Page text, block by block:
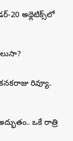
20 అథ్లెటిక్స్‌లో
రివ్యూ..
ఒకే రాత్రి